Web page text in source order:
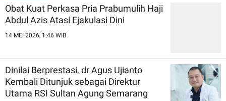
Obat Kuat Perkasa Pria Prabumulih Haji
Abdul Azis Atasi Ejakulasi Dini
14 MEI 2026, 1:46 WIB
Dinilai Berprestasi, dr Agus Ujianto
Kembali Ditunjuk sebagai Direktur
Utama RSI Sultan Agung Semarang